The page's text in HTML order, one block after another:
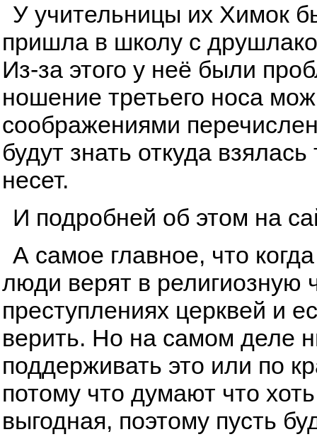
У учительницы их Химок
пришла в школу с
Из-за этого у неё были
ношение третьего носа
соображениями
будут знать откуда
несет.
И подробней об этом на
А самое главное, что
люди верят в религиозную
преступлениях церквей и
верить. Но на самом деле
поддерживать это или по
потому что думают что
выгодная, поэтому пусть